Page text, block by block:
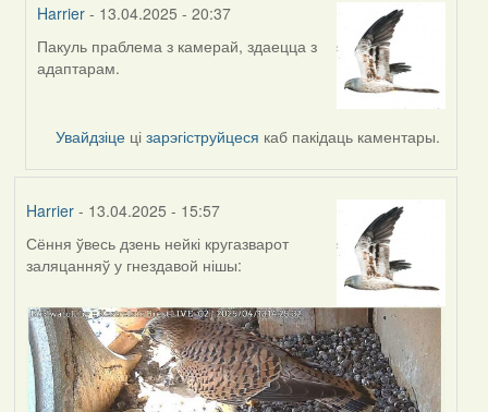
Harrier - 13.04.2025 - 20:37
In
reply
Burry
Пакуль праблема з камерай, здаецца з
адаптарам.
Увайдзіце цізарэгіструйцеся каб пакідаць каментары.
Harrier- 13.04.2025 - 15:57
Сёння ўвесь дзень нейкі кругазварот
заляцанняў у гнездавой нішы: